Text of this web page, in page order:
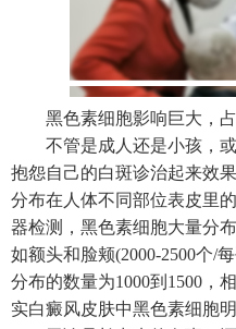
黑色素细胞影响巨大，占
不管是成人还是小孩，或
抱怨自己的白斑诊治起来效
分布在人体不同部位表皮里
器检测，黑色素细胞大量分
如额头和脸颊(2000-2500个/
分布的数量为1000到1500，
实白癜风皮肤中黑色素细胞